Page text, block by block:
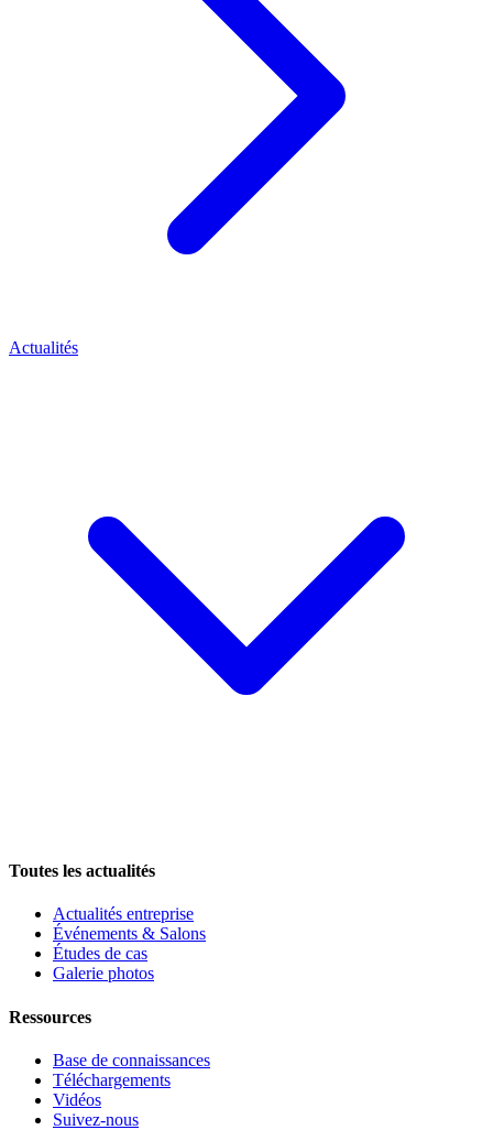
Actualités
Toutes les actualités
Actualités entreprise
Événements & Salons
Études de cas
Galerie photos
Ressources
Base de connaissances
Téléchargements
Vidéos
Suivez-nous